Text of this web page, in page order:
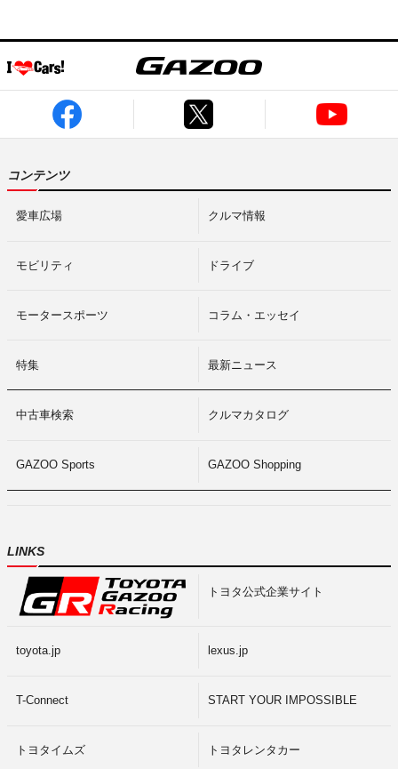
コンテンツ
愛車広場 クルマ情報
モビリティ ドライブ
モータースポーツ コラム・エッセイ
特集 最新ニュース
中古車検索 クルマカタログ
GAZOO Sports GAZOO Shopping
LINKS
トヨタ公式企業サイト
toyota.jp lexus.jp
T-Connect START YOUR IMPOSSIBLE
トヨタイムズ トヨタレンタカー